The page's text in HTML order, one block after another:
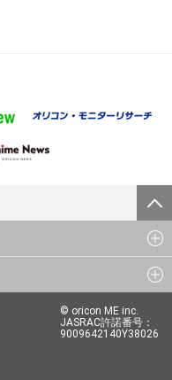
© oricon ME inc.
JASRAC許諾番号：
9009642140Y38026